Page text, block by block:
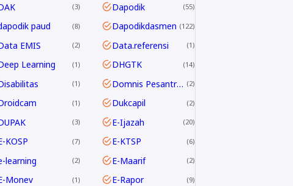
3 Dapodik 55
paud 8 Dapodikdasmen 122
EMIS 2 Data.referensi 1
Learning 1 DHGTK 14
1 Domnis Pesantren Ramadhan 2
1 Dukcapil 2
3 E-Ijazah 20
KOSP 7 E-KTSP 6
learning 2 E-Maarif 2
Monev 1 E-Rapor 9